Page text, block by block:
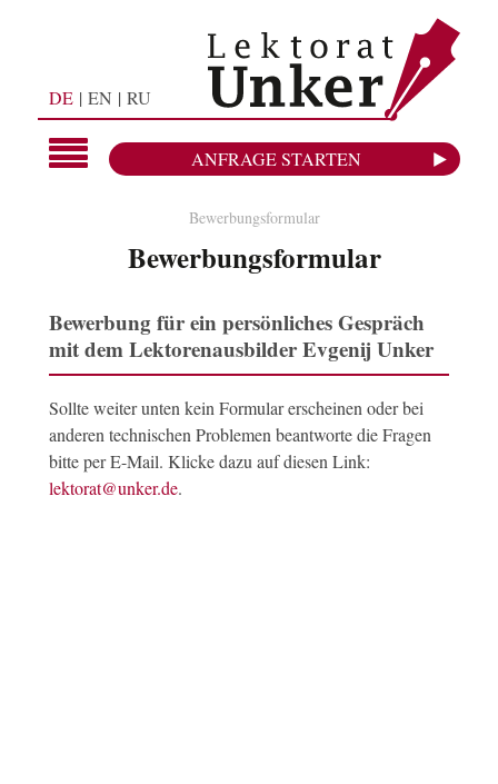
DE EN RU
ANFRAGE STARTEN
Bewerbungsformular
Bewerbungsformular
Bewerbung für ein persönliches Gespräch
mit dem Lektorenausbilder Evgenij Unker
Sollte weiter unten kein Formular erscheinen oder bei
anderen technischen Problemen beantworte die Fragen
bitte per E-Mail. Klicke dazu auf diesen Link:
lektorat@unker.de.